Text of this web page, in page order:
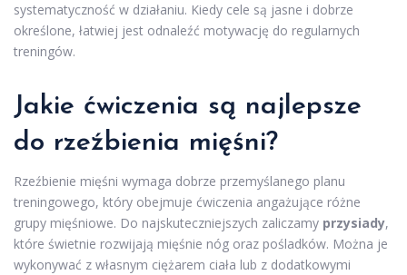
systematyczność w działaniu. Kiedy cele są jasne i dobrze
określone, łatwiej jest odnaleźć motywację do regularnych
treningów.
Jakie ćwiczenia są najlepsze
do rzeźbienia mięśni?
Rzeźbienie mięśni wymaga dobrze przemyślanego planu
treningowego, który obejmuje ćwiczenia angażujące różne
grupy mięśniowe. Do najskuteczniejszych zaliczamy przysiady,
które świetnie rozwijają mięśnie nóg oraz pośladków. Można je
wykonywać z własnym ciężarem ciała lub z dodatkowymi